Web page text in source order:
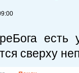
есть
сверху